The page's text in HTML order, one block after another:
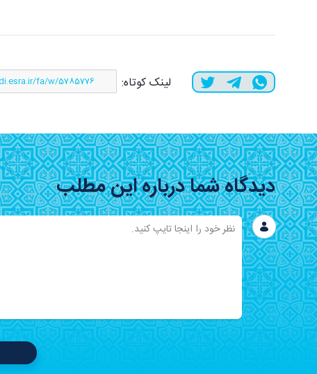
لینک کوتاه:
دیدگاه شما درباره این مطلب